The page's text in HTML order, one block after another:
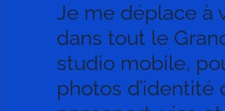
Je me déplace à
dans tout le
studio mobile,
photos d’identité